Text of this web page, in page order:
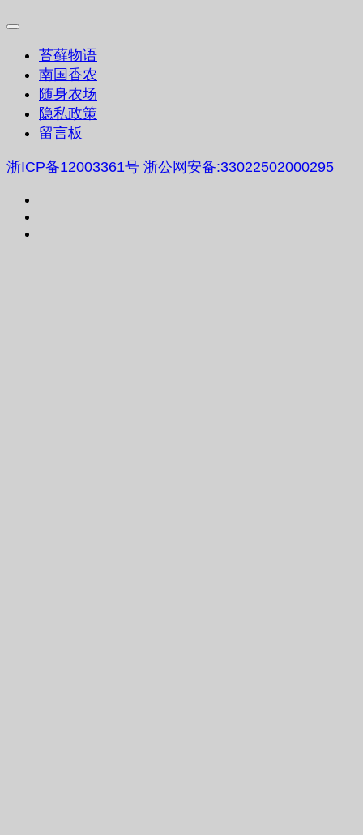
苔藓物语
南国香农
随身农场
隐私政策
留言板
浙ICP备12003361号 浙公网安备:33022502000295